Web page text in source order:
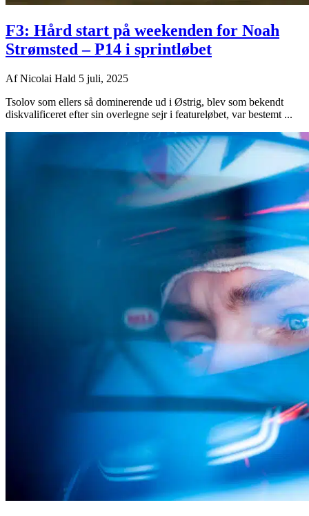
F3: Hård start på weekenden for Noah
Strømsted – P14 i sprintløbet
AfNicolai Hald 5 juli, 2025
Tsolov som ellers så dominerende ud i Østrig, blev som bekendt
diskvalificeret efter sin overlegne sejr i featureløbet, var bestemt ...